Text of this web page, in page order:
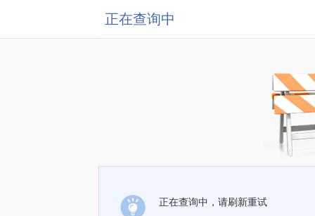
正在查询中
正在查询中，请刷新重试